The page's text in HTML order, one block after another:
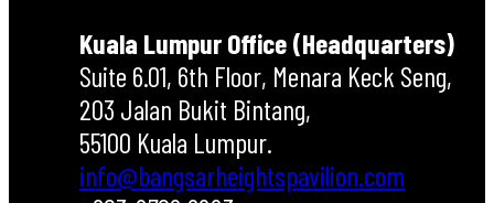
Kuala Lumpur Office (Headquarters)
Suite 6.01, 6th Floor, Menara Keck Seng,
203 Jalan Bukit Bintang,
55100 Kuala Lumpur.
info@bangsarheightspavilion.com